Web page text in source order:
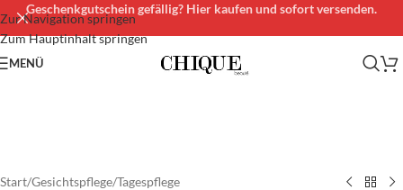
Zur Navigation springen
Zum Hauptinhalt springen
Geschenkgutschein gefällig? Hier kaufen und sofort versenden.
MENÜ
Start/Gesichtspflege/Tagespflege